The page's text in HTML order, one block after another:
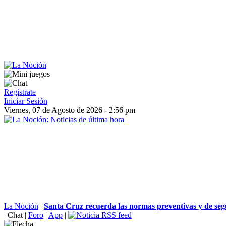
Regístrate
Iniciar Sesión
Viernes, 07 de Agosto de 2026 - 2:56 pm
La Noción | Santa Cruz recuerda las normas preventivas y de
| Chat | Foro | App |